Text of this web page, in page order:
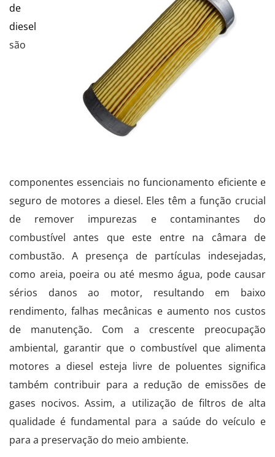
de
diesel
são
componentes essenciais no funcionamento eficiente e
seguro de motores a diesel. Eles têm a função crucial
de remover impurezas e contaminantes do
combustível antes que este entre na câmara de
combustão. A presença de partículas indesejadas,
como areia, poeira ou até mesmo água, pode causar
sérios danos ao motor, resultando em baixo
rendimento, falhas mecânicas e aumento nos custos
de manutenção. Com a crescente preocupação
ambiental, garantir que o combustível que alimenta
motores a diesel esteja livre de poluentes significa
também contribuir para a redução de emissões de
gases nocivos. Assim, a utilização de filtros de alta
qualidade é fundamental para a saúde do veículo e
para a preservação do meio ambiente.